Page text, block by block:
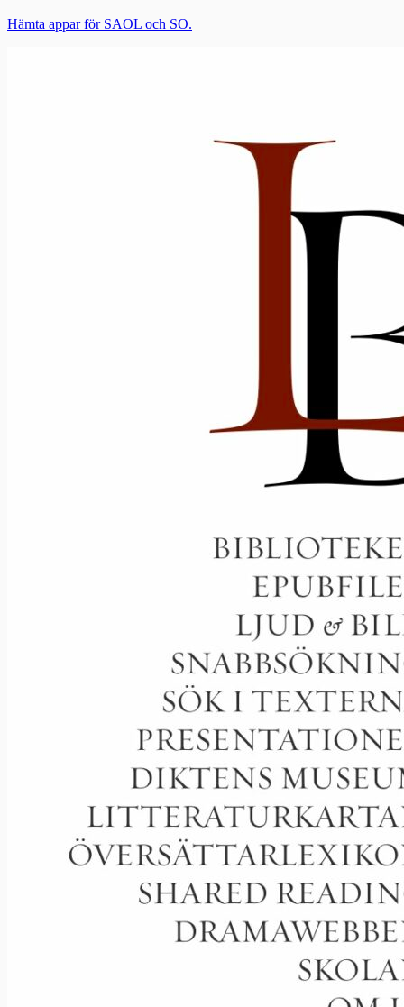
Hämta appar för SAOL och SO.